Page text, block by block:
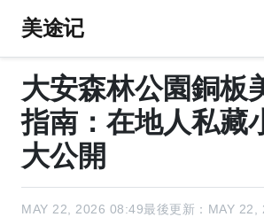
美途记
大安森林公園銅板
指南：在地人私藏
大公開
MAY 22, 2026 08:49最後更新：MAY 22,